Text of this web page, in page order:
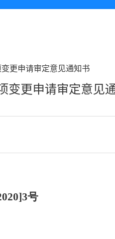
更申请审定意见通知书
变更申请审定意见
号